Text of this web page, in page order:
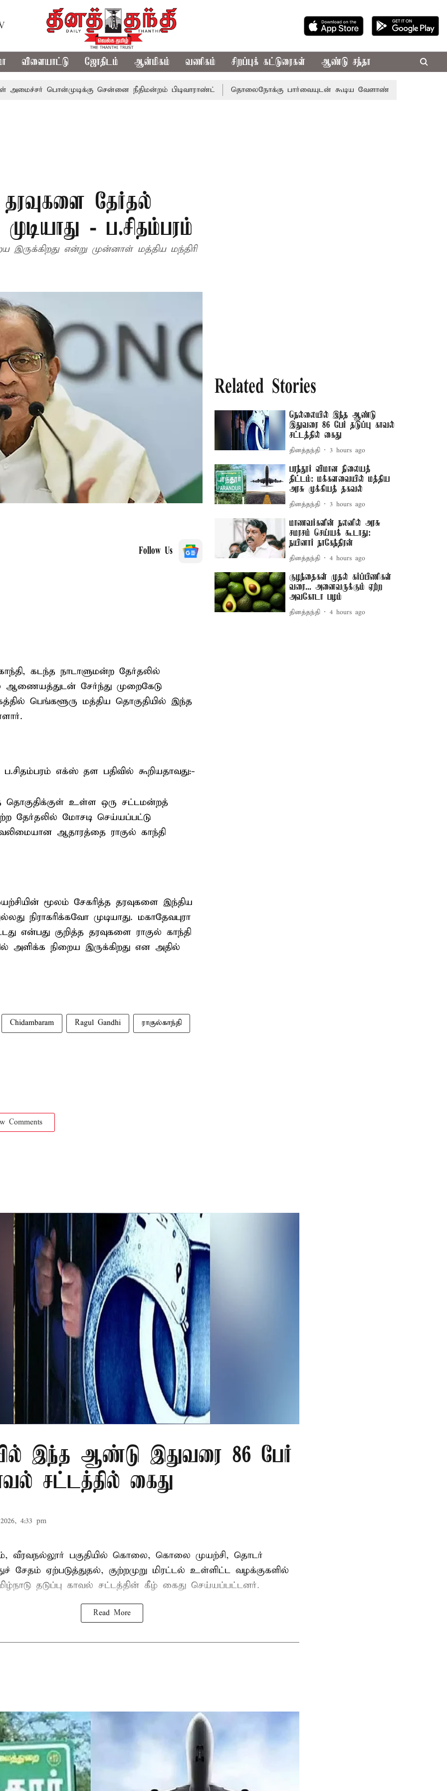
விளையாட்டு ஜோதிடம் ஆன்மிகம் வணிகம் சிறப்புக் கட்டுரைகள் ஆண்டு சந்தா
பொன்முடிக்கு சென்னை நீதிமன்றம் பிடிவாராண்ட் தொலைநோக்கு பார்வையுடன் கூடிய வேளாண் பட்ஜெட்: முதல்-
தரவுகளை தேர்தல்
- ப.சிதம்பரம்
என்று முன்னாள் மத்திய மந்திரி
Follow Us
கடந்த நாடாளுமன்ற தேர்தலில்
ஆணையத்துடன் சேர்ந்து முறைகேடு
பெங்களூரு மத்திய தொகுதியில் இந்த
எக்ஸ் தள பதிவில் கூறியதாவது:-
தொகுதிக்குள் உள்ள ஒரு சட்டமன்றத்
தேர்தலில் மோசடி செய்யப்பட்டு
வலிமையான ஆதாரத்தை ராகுல் காந்தி
மூலம் சேகரித்த தரவுகளை இந்திய
முடியாது. மகாதேவபுரா
என்பது குறித்த தரவுகளை ராகுல் காந்தி
நிறைய இருக்கிறது என அதில்
Chidambaram Ragul Gandhi ராகுல்காந்தி
Comments
Related Stories
நெல்லையில் இந்த ஆண்டு
இதுவரை 86 பேர் தடுப்பு காவல்
சட்டத்தில் கைது
தினத்தந்தி 3 hours ago
பரந்தூர் விமான நிலையத்
திட்டம்: மக்களவையில் மத்திய
அரசு முக்கியத் தகவல்
தினத்தந்தி 3 hours ago
மாணவர்களின் நலனில் அரசு
சமரசம் செய்யக் கூடாது:
நயினார் நாகேந்திரன்
தினத்தந்தி 4 hours ago
குழந்தைகள் முதல் கர்ப்பிணிகள்
வரை... அனைவருக்கும் ஏற்ற
அவகோடா பழம்
தினத்தந்தி 4 hours ago
இந்த ஆண்டு இதுவரை 86 பேர்
சட்டத்தில் கைது
4:33 pm
வீரவநல்லூர் பகுதியில் கொலை, கொலை முயற்சி, தொடர்
சேதம் ஏற்படுத்துதல், குற்றமுறு மிரட்டல் உள்ளிட்ட வழக்குகளில்
தடுப்பு காவல் சட்டத்தின் கீழ் கைது செய்யப்பட்டனர்.
Read More